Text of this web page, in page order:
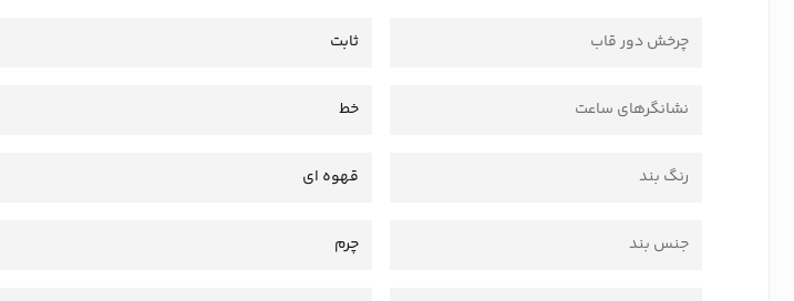
چرخش دور قاب ثابت
نشانگرهای ساعت خط
رنگ بند قهوه ای
جنس بند چرم